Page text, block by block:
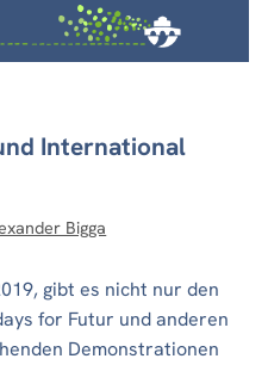
International
Bigga
gibt es nicht nur den
for Futur und anderen
Demonstrationen